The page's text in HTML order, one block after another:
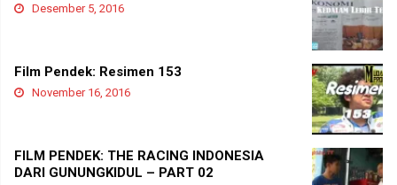
Desember 5, 2016
Film Pendek: Resimen 153
November 16, 2016
FILM PENDEK: THE RACING INDONESIA
DARI GUNUNGKIDUL – PART 02